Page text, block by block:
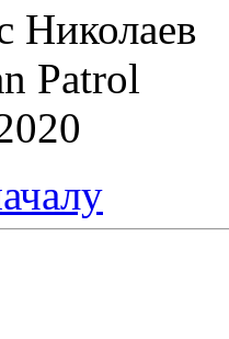
Николаев
Patrol